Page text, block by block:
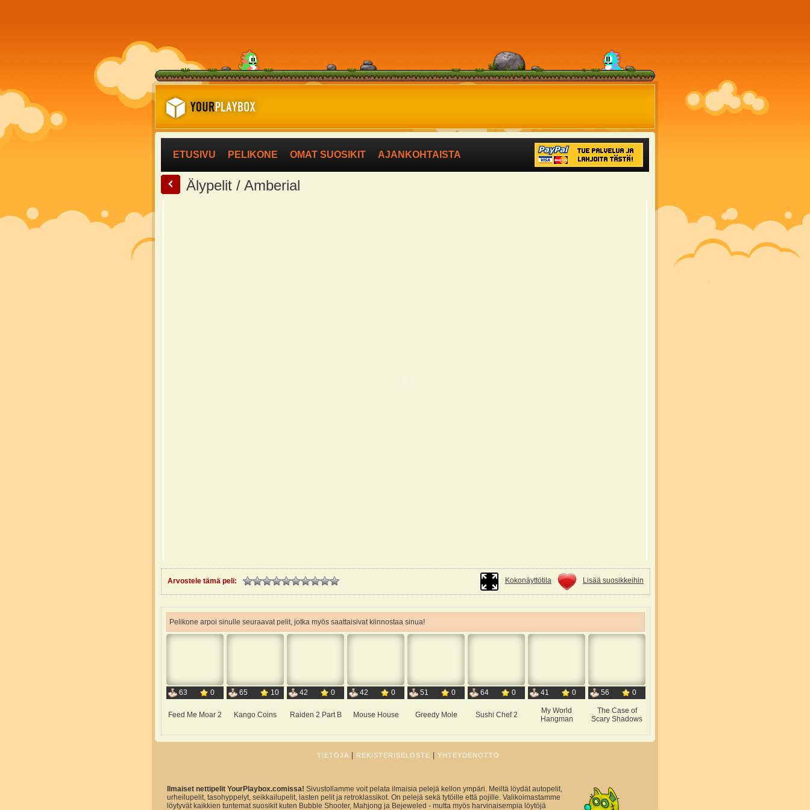
ETUSIVU PELIKONE OMAT SUOSIKIT AJANKOHTAISTA
< Älypelit / Amberial
Arvostele tämä peli: Kokonäyttötila Lisää suosikkeihin
Pelikone arpoi sinulle seuraavat pelit, jotka myös saattaisivat kiinnostaa sinua!
63 0
Feed Me Moar 2
65 10
Kango Coins
42 0
Raiden 2 Part B
42 0
Mouse House
51 0
Greedy Mole
64 0
Sushi Chef 2
41 0
My World
Hangman
56 0
The Case of
Scary Shadows
TIETOJA REKISTERISELOSTE YHTEYDENOTTO
Ilmaiset nettipelit YourPlaybox.comissa! Sivustollamme voit pelata ilmaisia pelejä kellon ympäri. Meiltä löydät autopelit,
urheilupelit, tasohyppelyt, seikkailupelit, lasten pelit ja retroklassikot. On pelejä sekä tytöille että pojille. Valikoimastamme
löytyvät kaikkien tuntemat suosikit kuten Bubble Shooter, Mahjong ja Bejeweled - mutta myös harvinaisempia löytöjä